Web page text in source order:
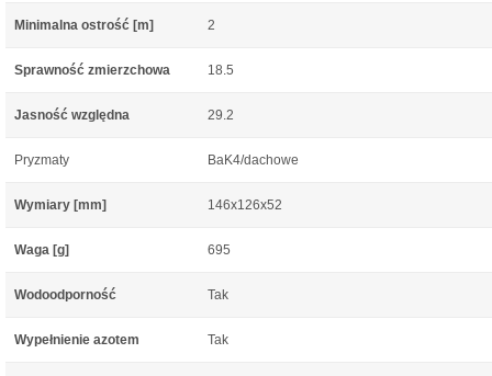
Minimalna ostrość [m] 2
Sprawność zmierzchowa 18.5
Jasność względna 29.2
Pryzmaty BaK4/dachowe
Wymiary [mm] 146x126x52
Waga [g] 695
Wodoodporność Tak
Wypełnienie azotem Tak